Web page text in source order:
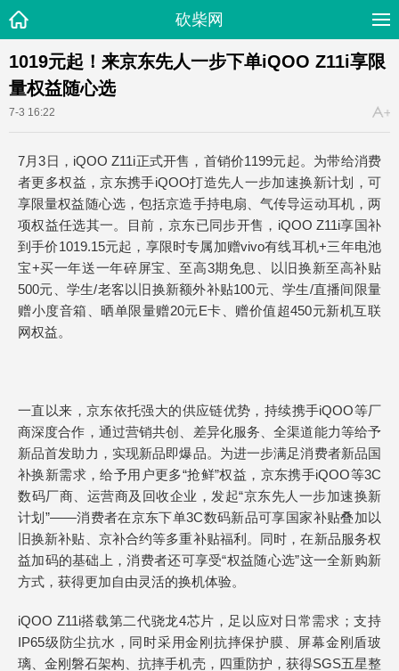
砍柴网
1019元起！来京东先人一步下单iQOO Z11i享限
量权益随心选
7-3 16:22
7月3日，iQOO Z11i正式开售，首销价1199元起。为带给消费
者更多权益，京东携手iQOO打造先人一步加速换新计划，可
享限量权益随心选，包括京造手持电扇、气传导运动耳机，两
项权益任选其一。目前，京东已同步开售，iQOO Z11i享国补
到手价1019.15元起，享限时专属加赠vivo有线耳机+三年电池
宝+买一年送一年碎屏宝、至高3期免息、以旧换新至高补贴
500元、学生/老客以旧换新额外补贴100元、学生/直播间限量
赠小度音箱、晒单限量赠20元E卡、赠价值超450元新机互联
网权益。
一直以来，京东依托强大的供应链优势，持续携手iQOO等厂
商深度合作，通过营销共创、差异化服务、全渠道能力等给予
新品首发助力，实现新品即爆品。为进一步满足消费者新品国
补换新需求，给予用户更多“抢鲜”权益，京东携手iQOO等3C
数码厂商、运营商及回收企业，发起“京东先人一步加速换新
计划”——消费者在京东下单3C数码新品可享国家补贴叠加以
旧换新补贴、京补合约等多重补贴福利。同时，在新品服务权
益加码的基础上，消费者还可享受“权益随心选”这一全新购新
方式，获得更加自由灵活的换机体验。
iQOO Z11i搭载第二代骁龙4芯片，足以应对日常需求；支持
IP65级防尘抗水，同时采用金刚抗摔保护膜、屏幕金刚盾玻
璃、金刚磐石架构、抗摔手机壳，四重防护，获得SGS五星整